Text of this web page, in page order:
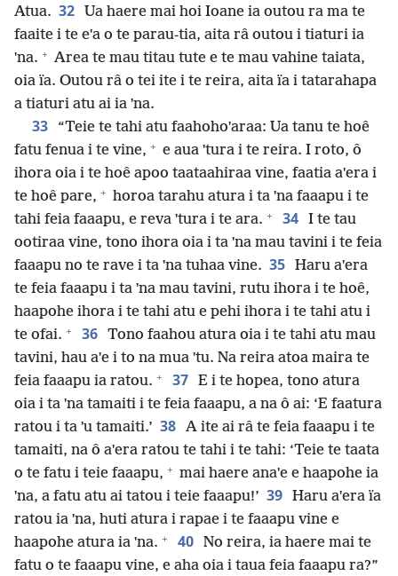
Atua. 32
Ua haere mai hoi Ioane ia outou ra ma te
faaite i te eˈa o te parau-tia, aita râ outou i tiaturi ia
ˈna. + Area te mau titau tute e te mau vahine taiata,
oia ïa. Outou râ o tei ite i te reira, aita ïa i tatarahapa
a tiaturi atu ai ia ˈna.
33
“Teie te tahi atu faahohoˈaraa: Ua tanu te hoê
fatu fenua i te vine, + e aua ˈtura i te reira. I roto, ô
ihora oia i te hoê apoo taataahiraa vine, faatia aˈera i
te hoê pare, + horoa tarahu atura i ta ˈna faaapu i te
tahi feia faaapu, e reva ˈtura i te ara. + 34 I te tau
ootiraa vine, tono ihora oia i ta ˈna mau tavini i te feia
faaapu no te rave i ta ˈna tuhaa vine. 35 Haru aˈera
te feia faaapu i ta ˈna mau tavini, rutu ihora i te hoê,
haapohe ihora i te tahi atu e pehi ihora i te tahi atu i
te ofai. + 36 Tono faahou atura oia i te tahi atu mau
tavini, hau aˈe i to na mua ˈtu. Na reira atoa maira te
feia faaapu ia ratou. + 37 E i te hopea, tono atura
oia i ta ˈna tamaiti i te feia faaapu, a na ô ai: ‘E faatura
ratou i ta ˈu tamaiti.’ 38 A ite ai râ te feia faaapu i te
tamaiti, na ô aˈera ratou te tahi i te tahi: ‘Teie te taata
o te fatu i teie faaapu, + mai haere anaˈe e haapohe ia
ˈna, a fatu atu ai tatou i teie faaapu!’ 39 Haru aˈera ïa
ratou ia ˈna, huti atura i rapae i te faaapu vine e
haapohe atura ia ˈna. + 40 No reira, ia haere mai te
fatu o te faaapu vine, e aha oia i taua feia faaapu ra?”